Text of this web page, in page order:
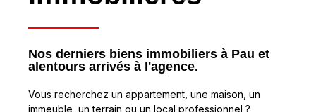
Nos derniers biens immobiliers à Pau et
alentours arrivés à l'agence.
Vous recherchez un appartement, une maison, un
immeuble, un terrain ou un local professionnel ?